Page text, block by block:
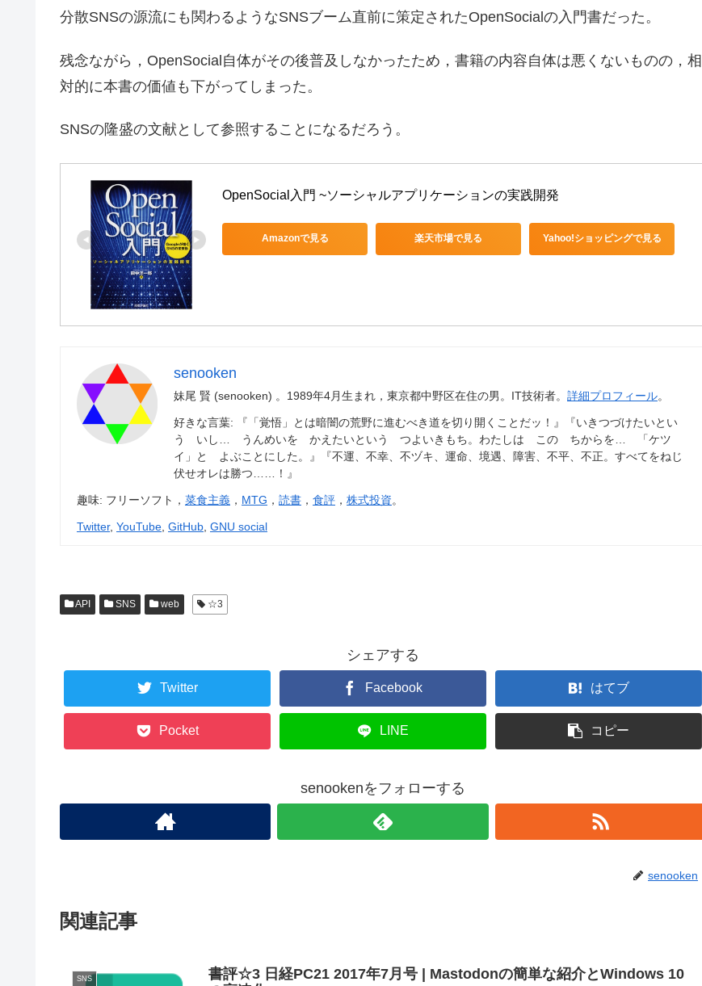
分散SNSの源流にも関わるようなSNSブーム直前に策定されたOpenSocialの入門書だった。
残念ながら，OpenSocial自体がその後普及しなかったため，書籍の内容自体は悪くないものの，相
対的に本書の価値も下がってしまった。
SNSの隆盛の文献として参照することになるだろう。
OpenSocial入門 ~ソーシャルアプリケーションの実践開発
Amazonで見る 楽天市場で見る Yahoo!ショッピングで見る
senooken
妹尾 賢 (senooken) 。1989年4月生まれ，東京都中野区在住の男。IT技術者。 詳細プロフィール。
好きな言葉: 『「覚悟」とは暗闇の荒野に進むべき道を切り開くことだッ！』『いきつづけたいとい
う いし… うんめいを かえたいという つよいきもち。わたしは この ちからを… 「ケツ
イ」と よぶことにした。』『不運、不幸、不ヅキ、運命、境遇、障害、不平、不正。すべてをねじ
伏せオレは勝つ……！』
趣味: フリーソフト， 菜食主義 ， MTG ， 読書 ， 食評 ， 株式投資。
Twitter, YouTube GitHub GNU social
API SNS web ☆3
シェアする
Twitter Facebook はてブ
Pocket LINE コピー
senookenをフォローする
senooken
関連記事
SNS
書評☆3 日経PC21 2017年7月号 | Mastodonの簡単な紹介とWindows 10